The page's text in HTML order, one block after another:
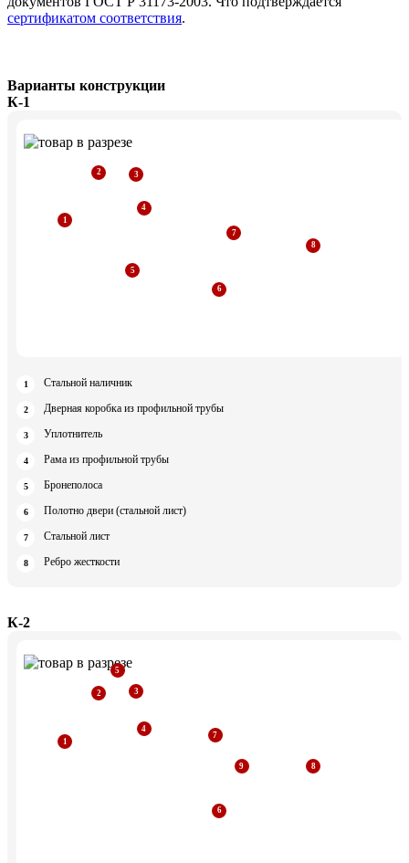
сертификатом соответствия.
Варианты конструкции
К-1
Стальной наличник
Дверная коробка из профильной трубы
Уплотнитель
Рама из профильной трубы
Бронеполоса
Полотно двери (стальной лист)
Стальной лист
Ребро жесткости
К-2